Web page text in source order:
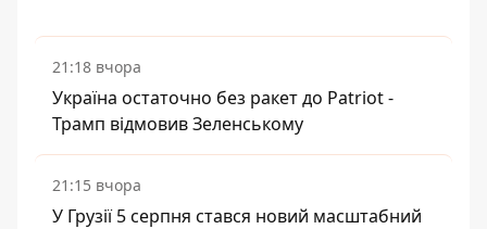
21:18 вчора
Україна остаточно без ракет до Patriot -
Трамп відмовив Зеленському
21:15 вчора
У Грузії 5 серпня стався новий масштабний